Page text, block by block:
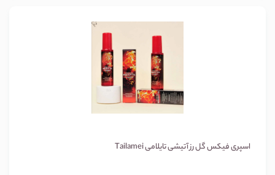
اسپری فیکس گل رز آتیشی تایلامی Tailamei